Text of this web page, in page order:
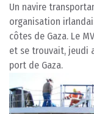
Un navire
organisation
côtes de Gaza. Le
et se trouvait, jeudi
port de Gaza.